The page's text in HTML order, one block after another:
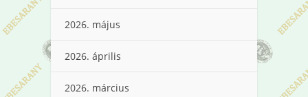
2026. május
2026. április
2026. március